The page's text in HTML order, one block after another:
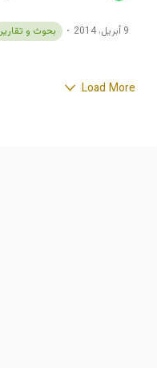
9 أبريل، 2014 بحوث و تقارير